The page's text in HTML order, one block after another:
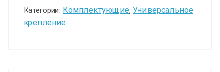
SPR-
BASE-
Категории: Комплектующие,Универсальное
крепление